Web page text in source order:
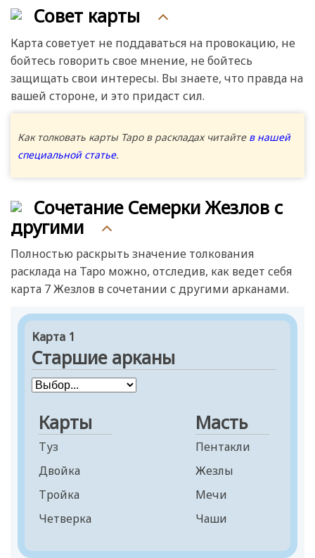
Совет карты
Карта советует не поддаваться на провокацию, не
бойтесь говорить свое мнение, не бойтесь
защищать свои интересы. Вы знаете, что правда на
вашей стороне, и это придаст сил.
Как толковать карты Таро в раскладах читайте в нашей
специальной статье.
Сочетание Семерки Жезлов с
другими
Полностью раскрыть значение толкования
расклада на Таро можно, отследив, как ведет себя
карта 7 Жезлов в сочетании с другими арканами.
Карта 1
Старшие арканы
Карты
Туз
Двойка
Тройка
Четверка
Масть
Пентакли
Жезлы
Мечи
Чаши